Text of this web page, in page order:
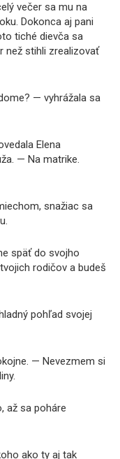
večer sa mu na
Dokonca aj pani
tiché dievča sa
než stihli zrealizovať
— vyhrážala sa
Elena
— Na matrike.
snažiac sa
späť do svojho
rodičov a budeš
pohľad svojej
— Nevezmem si
až sa poháre
ako ty aj tak